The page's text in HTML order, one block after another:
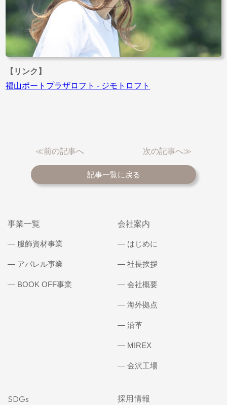
【リンク】
福山ポートプラザロフト - ジモトロフト
≪前の記事へ
記事一覧に戻る
次の記事へ≫
事業一覧
服飾資材事業
アパレル事業
BOOK OFF事業
会社案内
はじめに
社長挨拶
会社概要
海外拠点
沿革
MIREX
金沢工場
SDGs 採用情報